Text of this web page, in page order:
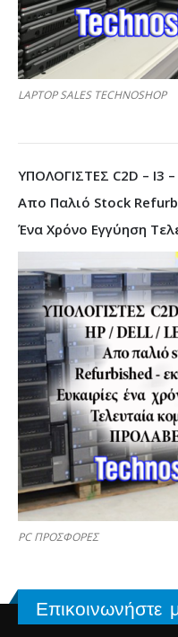
LAPTOP SALES TECHNOSHOP
ΥΠΟΛΟΓΙΣΤΕΣ C2D – I3 –
Απο Παλιό Stock
Ένα Χρόνο Εγγύηση
PC ΠΡΟΣΦΟΡΕΣ
Επικοινωνήστε